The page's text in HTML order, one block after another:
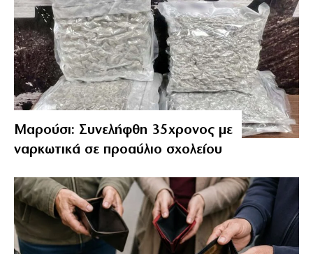
Μαρούσι: Συνελήφθη 35χρονος με
ναρκωτικά σε προαύλιο σχολείου